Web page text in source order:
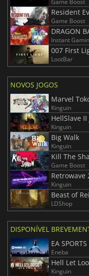
Game Boost
Resident
Game Boost
Instant
007 First
LootBar
NOVOS JOGOS
Marvel
Kinguin
HellSlave
Kinguin
Big Walk
Kinguin
Kill The
Game Boost
Retrowave
Kinguin
Beast of
LDShop
DISPONÍVEL
EA
Eneba
Hell Let
Kinguin